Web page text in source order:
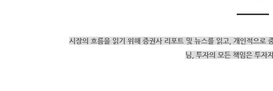
시장의 흐름을 읽기 위해 증권사 리포트 및 뉴스를 읽고, 개인적으로
님, 투자의 모든 책임은 투자